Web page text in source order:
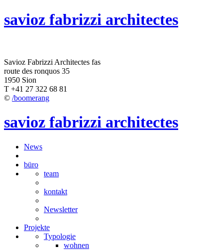
savioz fabrizzi architectes
Savioz Fabrizzi Architectes fas
route des ronquos 35
1950 Sion
T +41 27 322 68 81
© /boomerang
savioz fabrizzi architectes
News
büro
team
kontakt
Newsletter
Projekte
Typologie
wohnen